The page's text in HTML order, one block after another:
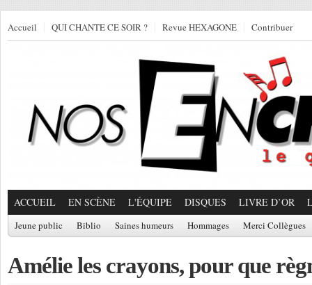
Accueil QUI CHANTE CE SOIR ? Revue HEXAGONE Contribuer
ACCUEIL EN SCÈNE L'ÉQUIPE DISQUES LIVRE D’OR
Jeune public Biblio Saines humeurs Hommages Merci Collègues
Amélie les crayons, pour que